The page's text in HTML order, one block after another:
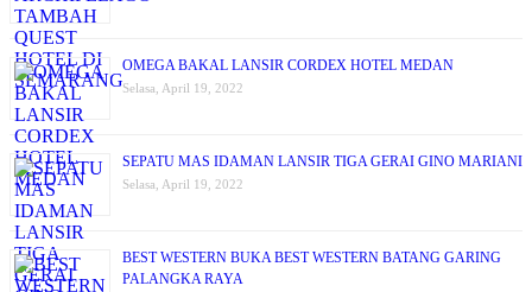
OMEGA BAKAL LANSIR CORDEX HOTEL MEDAN
Selasa, April 19, 2022
SEPATU MAS IDAMAN LANSIR TIGA GERAI GINO MARIANI
Selasa, April 19, 2022
BEST WESTERN BUKA BEST WESTERN BATANG GARING
PALANGKA RAYA